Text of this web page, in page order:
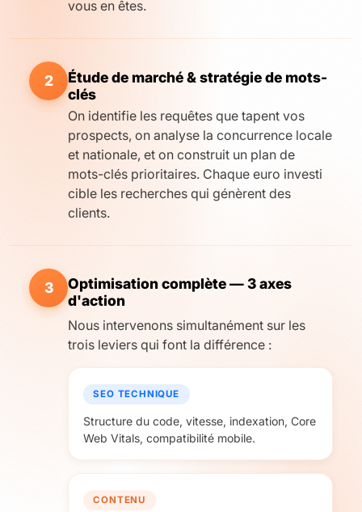
vous en êtes.
2
Étude de marché & stratégie de mots-
clés
On identifie les requêtes que tapent vos
prospects, on analyse la concurrence locale
et nationale, et on construit un plan de
mots-clés prioritaires. Chaque euro investi
cible les recherches qui génèrent des
clients.
3
Optimisation complète — 3 axes
d'action
Nous intervenons simultanément sur les
trois leviers qui font la différence :
SEO TECHNIQUE
Structure du code, vitesse, indexation, Core
Web Vitals, compatibilité mobile.
CONTENU